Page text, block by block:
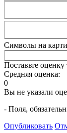
Символы на
Поставьте оценку
Средняя оценка:
0
Вы не указали
- Поля,
Опубликовать